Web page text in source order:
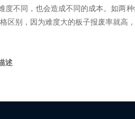
不同，也会造成不同的成本。如两
别，因为难度大的板子报废率就高
述